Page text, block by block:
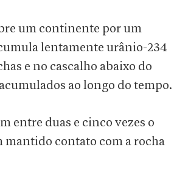
um continente por um
lentamente urânio-234
e no cascalho abaixo do
ao longo do tempo.
entre duas e cinco vezes o
mantido contato com a rocha